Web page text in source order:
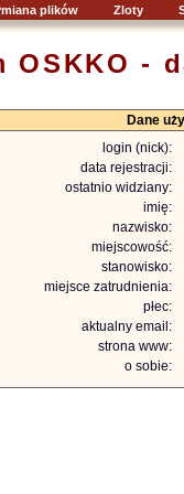
plików Zloty
OSKKO -
Dane
login (nick):
data rejestracji:
ostatnio widziany:
imię:
nazwisko:
miejscowość:
stanowisko:
miejsce zatrudnienia:
płec:
aktualny email:
strona www:
o sobie: